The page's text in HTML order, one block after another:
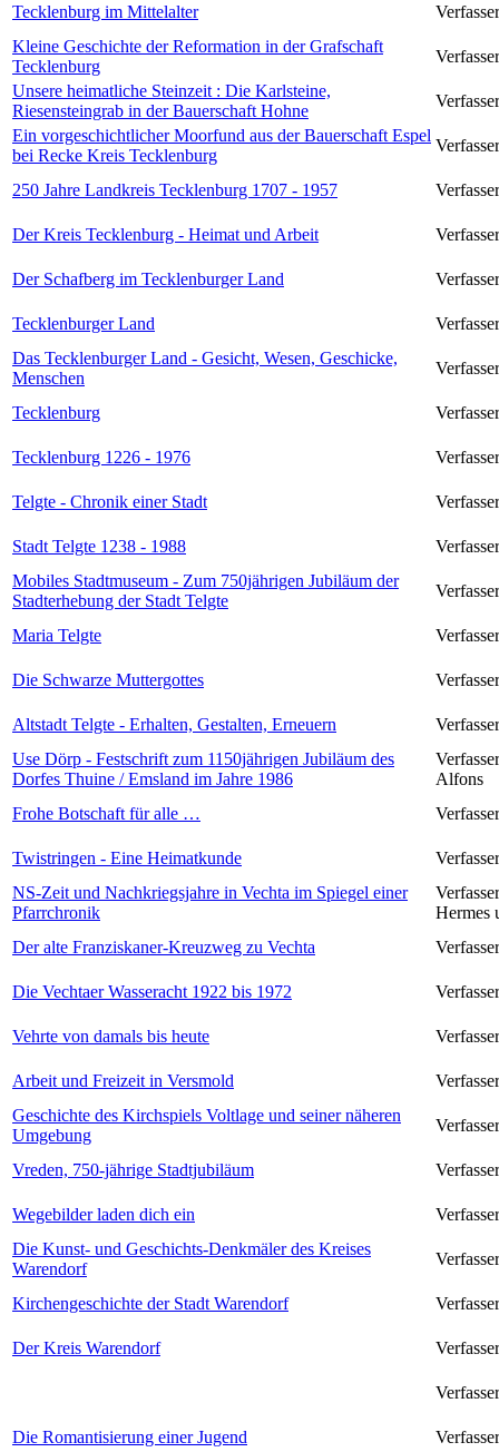
Tecklenburg im Mittelalter
Kleine Geschichte der Reformation in der Grafschaft
Tecklenburg
Unsere heimatliche Steinzeit : Die Karlsteine,
Riesensteingrab in der Bauerschaft Hohne
Ein vorgeschichtlicher Moorfund aus der Bauerschaft Espel
bei Recke Kreis Tecklenburg
250 Jahre Landkreis Tecklenburg 1707 - 1957
Der Kreis Tecklenburg - Heimat und Arbeit
Der Schafberg im Tecklenburger Land
Tecklenburger Land
Das Tecklenburger Land - Gesicht, Wesen, Geschicke,
Menschen
Tecklenburg
Tecklenburg 1226 - 1976
Telgte - Chronik einer Stadt
Stadt Telgte 1238 - 1988
Mobiles Stadtmuseum - Zum 750jährigen Jubiläum der
Stadterhebung der Stadt Telgte
Maria Telgte
Die Schwarze Muttergottes
Altstadt Telgte - Erhalten, Gestalten, Erneuern
Use Dörp - Festschrift zum 1150jährigen Jubiläum des
Dorfes Thuine / Emsland im Jahre 1986
Alfons
Frohe Botschaft für alle …
Twistringen - Eine Heimatkunde
NS-Zeit und Nachkriegsjahre in Vechta im Spiegel einer
Pfarrchronik
Hermes
Der alte Franziskaner-Kreuzweg zu Vechta
Die Vechtaer Wasseracht 1922 bis 1972
Vehrte von damals bis heute
Arbeit und Freizeit in Versmold
Geschichte des Kirchspiels Voltlage und seiner näheren
Umgebung
Vreden, 750-jährige Stadtjubiläum
Wegebilder laden dich ein
Die Kunst- und Geschichts-Denkmäler des Kreises
Warendorf
Kirchengeschichte der Stadt Warendorf
Der Kreis Warendorf
Die Romantisierung einer Jugend